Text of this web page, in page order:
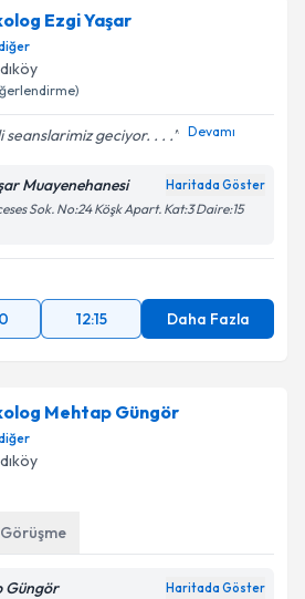
Ezgi Yaşar
geciyor. . . . Devamı
Muayenehanesi Haritada Göster
Sok. No:24 Köşk Apart. Kat:3 Daire:15
12:15 Daha Fazla
Mehtap Güngör
Güngör Haritada Göster